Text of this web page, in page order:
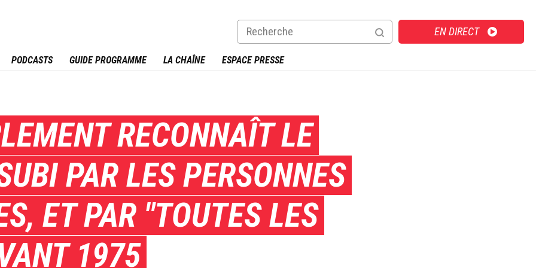
EN DIRECT
PODCASTS GUIDE PROGRAMME LA CHAÎNE ESPACE PRESSE
RECONNAÎT LE
PAR LES PERSONNES
ET PAR "TOUTES LES
1975